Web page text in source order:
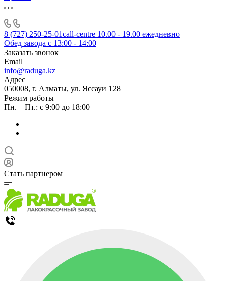
8 (727) 250-25-01call-centre 10.00 - 19.00 ежедневно
Обед завода с 13:00 - 14:00
Заказать звонок
Email
info@raduga.kz
Адрес
050008, г. Алматы, ул. Яссауи 128
Режим работы
Пн. – Пт.: с 9:00 до 18:00
Стать партнером